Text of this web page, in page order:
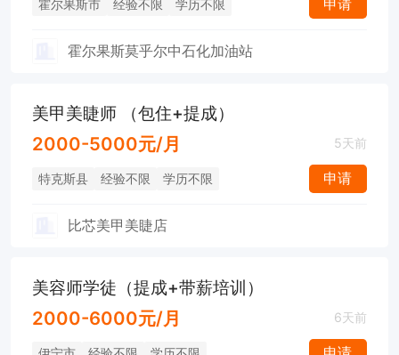
霍尔果斯市 经验不限 学历不限 申请
霍尔果斯莫乎尔中石化加油站
美甲美睫师 （包住+提成）
2000-5000元/月 5天前
特克斯县 经验不限 学历不限 申请
比芯美甲美睫店
美容师学徒（提成+带薪培训）
2000-6000元/月 6天前